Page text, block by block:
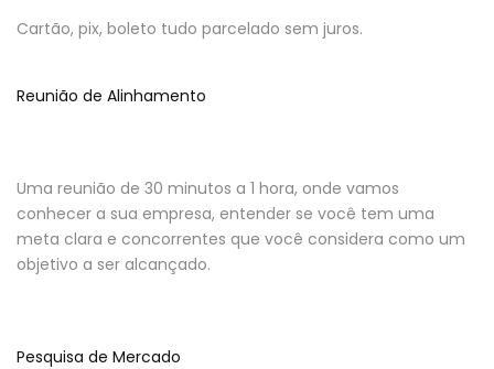
Cartão, pix, boleto tudo parcelado sem juros.
Reunião de Alinhamento
Uma reunião de 30 minutos a 1 hora, onde vamos
conhecer a sua empresa, entender se você tem uma
meta clara e concorrentes que você considera como um
objetivo a ser alcançado.
Pesquisa de Mercado